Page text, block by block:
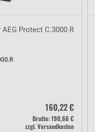
Protect C.3000 R
160,22 €
Brutto: 190,66 €
zzgl. Versandkosten